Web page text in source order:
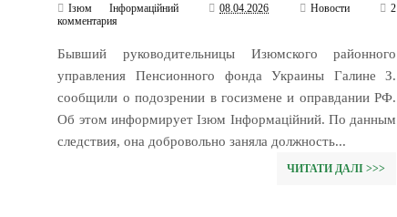
Ізюм Інформаційний 08.04.2026 Новости
2
комментария
Бывший руководительницы Изюмского районного
управления Пенсионного фонда Украины Галине З.
сообщили о подозрении в госизмене и оправдании РФ.
Об этом информирует Ізюм Інформаційний. По данным
следствия, она добровольно заняла должность...
ЧИТАТИ ДАЛІ >>>